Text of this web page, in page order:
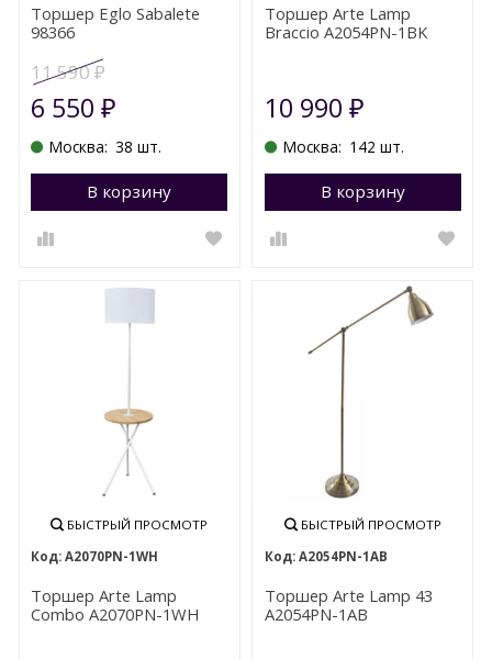
Торшер Eglo Sabalete
98366
11 590₽
6 550₽
Москва: 38 шт.
В корзину Перейти в корзину
Торшер Arte Lamp
Braccio A2054PN-1BK
10 990 ₽
Москва: 142 шт.
В корзину
БЫСТРЫЙ ПРОСМОТР
A2070PN-1WH
Торшер Arte Lamp
Combo A2070PN-1WH
БЫСТРЫЙ ПРОСМОТР
A2054PN-1AB
Торшер Arte Lamp 43
A2054PN-1AB